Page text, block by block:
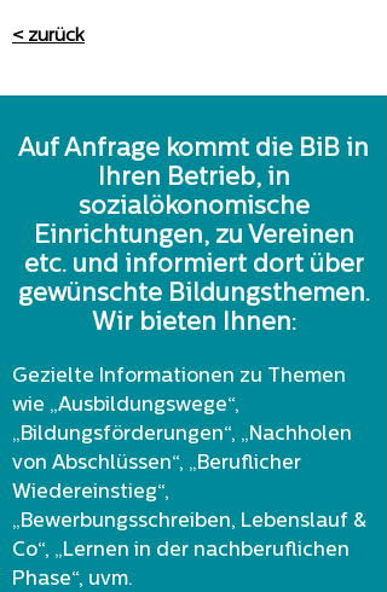
< zurück
Auf Anfrage kommt die BiB in
Ihren Betrieb, in
sozialökonomische
Einrichtungen, zu Vereinen
etc. und informiert dort über
gewünschte Bildungsthemen.
Wir bieten Ihnen:
Gezielte Informationen zu Themen
wie „Ausbildungswege“,
„Bildungsförderungen“, „Nachholen
von Abschlüssen“, „Beruflicher
Wiedereinstieg“,
„Bewerbungsschreiben, Lebenslauf &
Co“, „Lernen in der nachberuflichen
Phase“, uvm.